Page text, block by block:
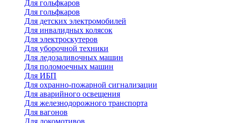
Для гольфкаров
Для гольфкаров
Для детских электромобилей
Для инвалидных колясок
Для электроскутеров
Для уборочной техники
Для ледозаливочных машин
Для поломоечных машин
Для ИБП
Для охранно-пожарной сигнализации
Для аварийного освещения
Для железнодорожного транспорта
Для вагонов
Для локомотивов